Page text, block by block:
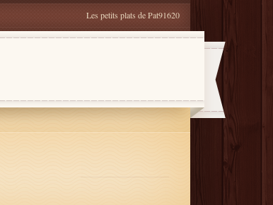
Les petits plats de Pat91620